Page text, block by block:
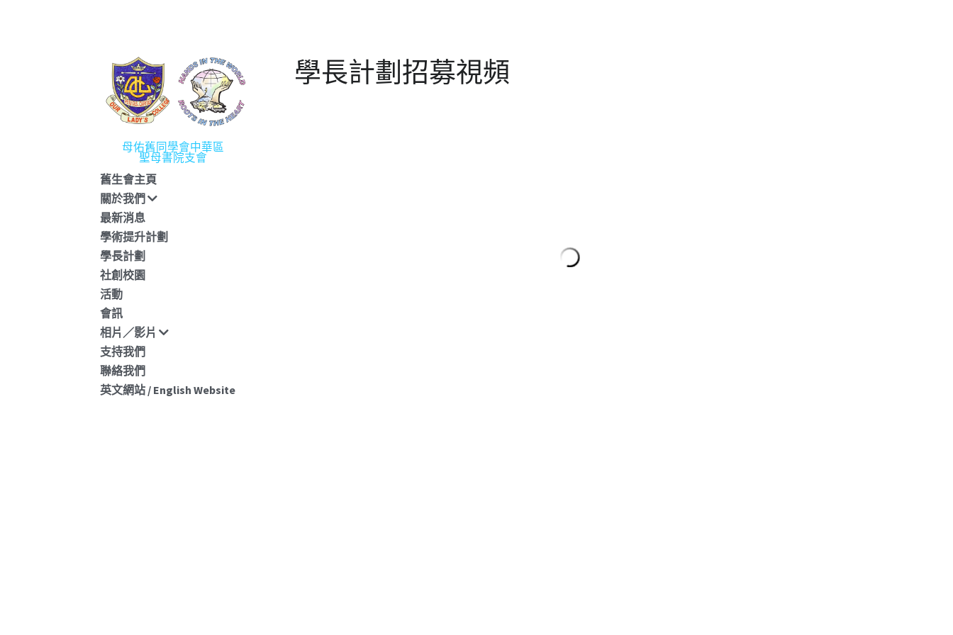
母佑舊同學會中華區
聖母書院支會
舊生會主頁
最新消息
學長計劃
社創校園
活動
會訊
相片／影片
支持我們
聯絡我們
英文網站 / English Website
學長計劃招募視頻